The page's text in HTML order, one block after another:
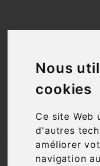
Nous
cookies
Ce site Web
d'autres
améliorer
navigation
Accueil Vins